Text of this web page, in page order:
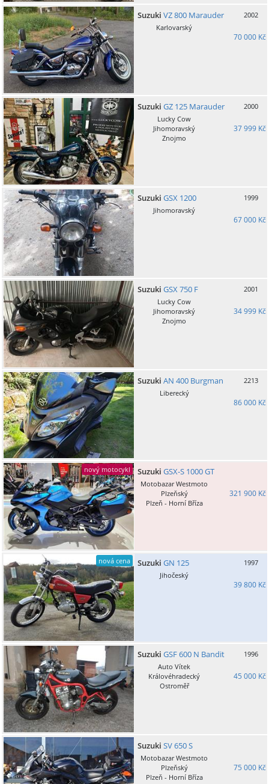
Suzuki VZ 800 Marauder
2002
Karlovarský
70 000 Kč
Suzuki GZ 125 Marauder
2000
Lucky Cow
Jihomoravský
Znojmo
37 999 Kč
Suzuki GSX 1200
1999
Jihomoravský
67 000 Kč
Suzuki GSX 750 F
2001
Lucky Cow
Jihomoravský
Znojmo
34 999 Kč
Suzuki AN 400 Burgman
2213
Liberecký
86 000 Kč
nový motocykl Suzuki GSX-S 1000 GT
Motobazar Westmoto
Plzeňský
Plzeň - Horní Bříza
321 900 Kč
nová cena Suzuki GN 125
1997
Jihočeský
39 800 Kč
Suzuki GSF 600 N Bandit
1996
Auto Vítek
Královéhradecký
Ostroměř
45 000 Kč
Suzuki SV 650 S
Motobazar Westmoto
Plzeňský
Plzeň - Horní Bříza
75 000 Kč